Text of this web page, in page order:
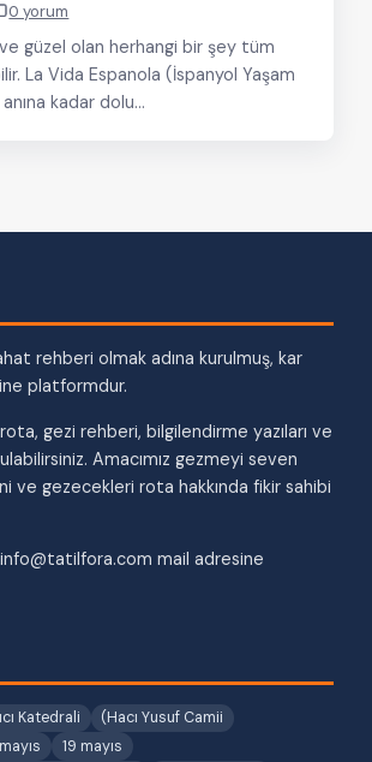
0 yorum
güzel olan herhangi bir şey tüm
La Vida Espanola (İspanyol Yaşam
kadar dolu…
rehberi olmak adına kurulmuş, kar
platformdur.
gezi rehberi, bilgilendirme yazıları ve
Amacımız gezmeyi seven
ve gezecekleri rota hakkında fikir sahibi
mail adresine
Katedrali
(Hacı Yusuf Camii
19 mayıs